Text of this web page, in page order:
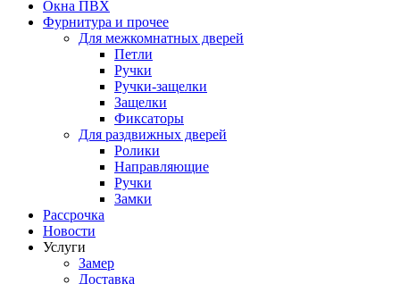
Окна ПВХ
Фурнитура и прочее
Для межкомнатных дверей
Петли
Ручки
Ручки-защелки
Защелки
Фиксаторы
Для раздвижных дверей
Ролики
Направляющие
Ручки
Замки
Рассрочка
Новости
Услуги
Замер
Доставка